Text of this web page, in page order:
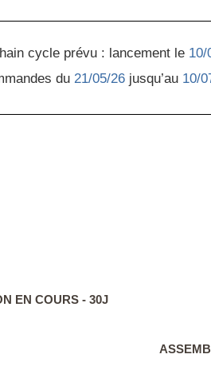
cycle prévu : lancement le 10/
du 21/05/26 jusqu’au 10/
EN COURS - 30J